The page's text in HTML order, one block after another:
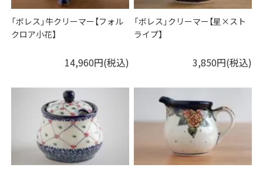
「ボレス」牛クリーマー【フォル
クロア小花】
14,960円(税込)
「ボレス」クリーマー【星×スト
ライプ】
3,850円(税込)